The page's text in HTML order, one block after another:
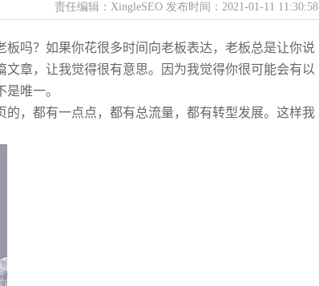
责任编辑： XingleSEO 发布时间： 2021-01-11 11:30:58
吗？如果你花很多时间向老板表达，老板总是让你说
章，让我觉得很有意思。因为我觉得你很可能会有以
唯一。
，都有一点点，都有总流量，都有转型发展。这样我